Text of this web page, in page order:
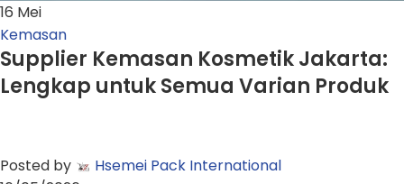
16 Mei
Kemasan
Supplier Kemasan Kosmetik Jakarta:
Lengkap untuk Semua Varian Produk
Posted by
Hsemei Pack International